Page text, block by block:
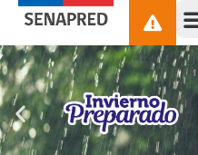
contenido